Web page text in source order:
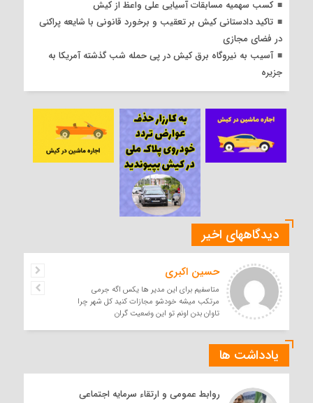
کسب سهمیه مسابقات آسیایی علی واعظ از کیش
تاکید دادستانی کیش بر تعقیب و برخورد قانونی با شایعه پراکنی
در فضای مجازی
آسیب به نیروگاه برق کیش در پی حمله شب گذشته آمریکا به
جزیره
دیدگاههای اخیر
حسین اکبری
متاسفیم برای این مدیر ها یکس اگه جرمی
مرتکب میشه خودشو مجازات کنید کل شهر چرا
تاوان بدن اونم تو این وضعیت گران
یادداشت ها
روابط عمومی و ارتقاء سرمایه اجتماعی